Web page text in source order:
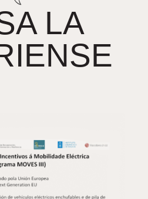
CARRITO
LA